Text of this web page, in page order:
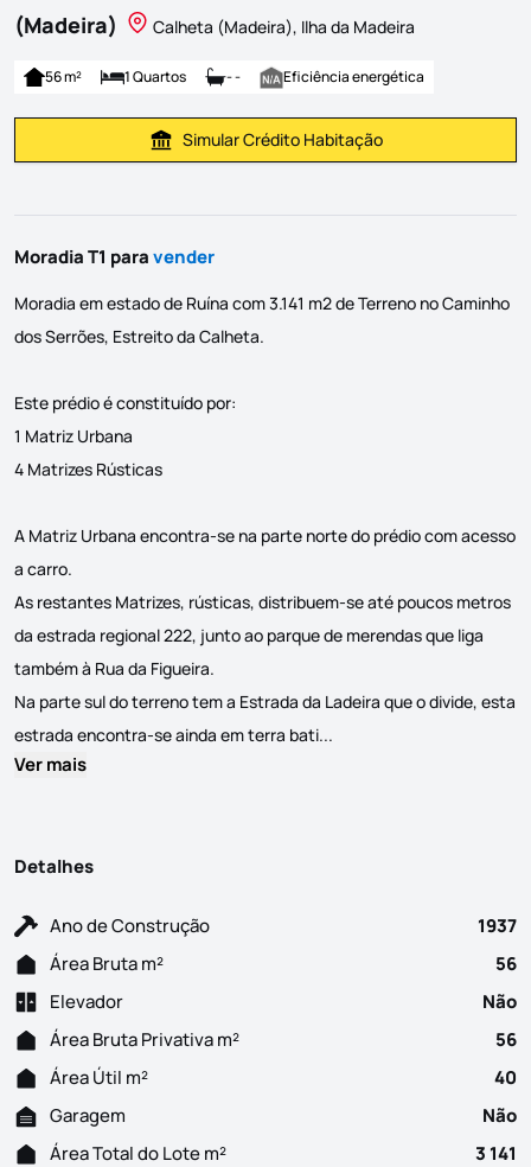
(Madeira)
Calheta (Madeira), Ilha da Madeira
56 m² 1 Quartos - - Eficiência energética
Simular Prestação
Simular Crédito Habitação
Moradia T1 paravender
Moradia em estado de Ruína com 3.141 m2 de Terreno no Caminho
dos Serrões, Estreito da Calheta.
Este prédio é constituído por:
1 Matriz Urbana
4 Matrizes Rústicas
A Matriz Urbana encontra-se na parte norte do prédio com acesso
a carro.
As restantes Matrizes, rústicas, distribuem-se até poucos metros
da estrada regional 222, junto ao parque de merendas que liga
também à Rua da Figueira.
Na parte sul do terreno tem a Estrada da Ladeira que o divide, esta
estrada encontra-se ainda em terra bati...
Ver mais
Detalhes
Ano de Construção
1937
Área Bruta m²
56
Elevador
Não
Área Bruta Privativa m²
56
Área Útil m²
40
Garagem
Não
Área Total do Lote m²
3 141